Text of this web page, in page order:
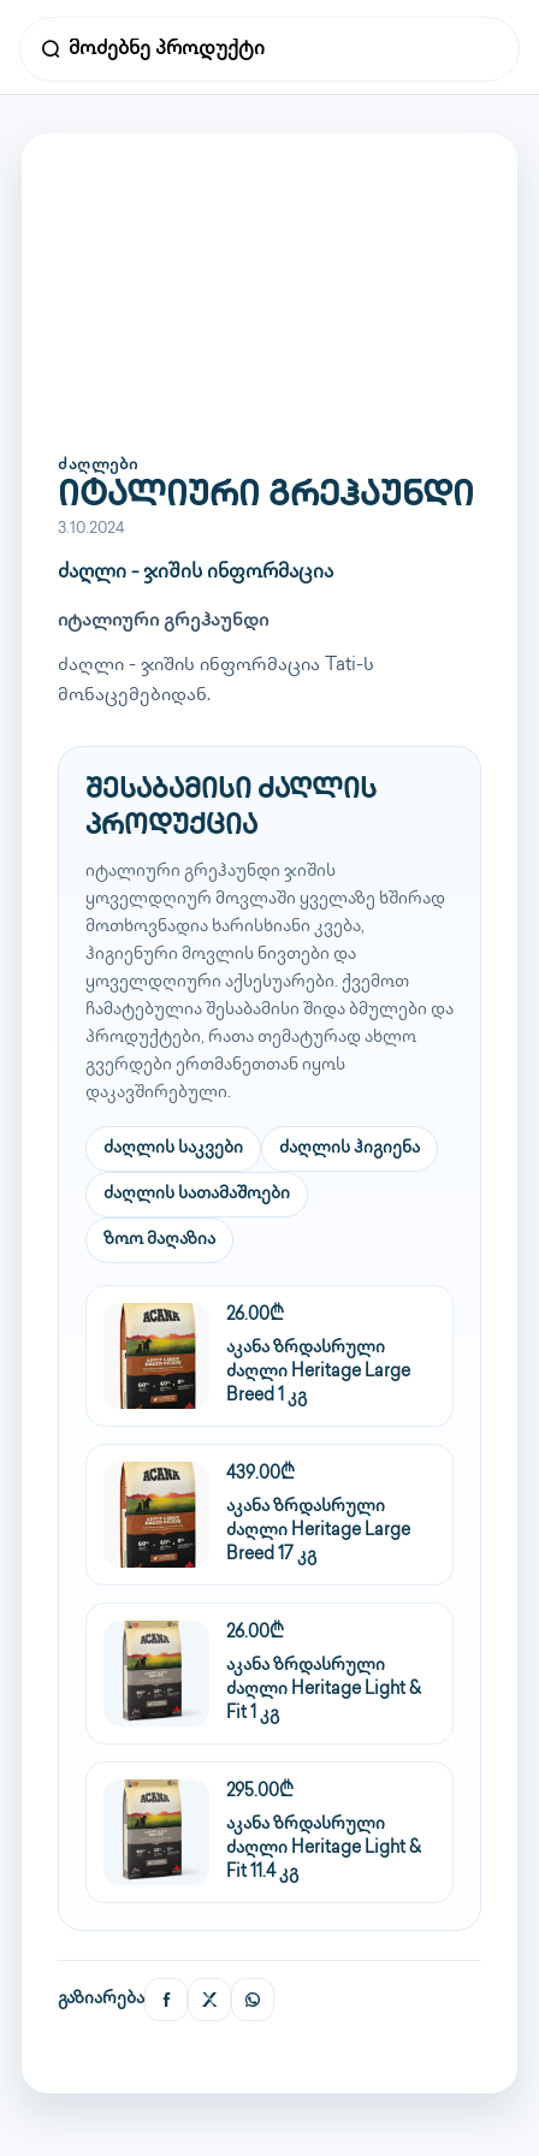
ᲫᲐᲦᲚᲔᲑᲘ
იტალიური გრეჰაუნდი
3.10.2024
ძაღლი - ჯიშის ინფორმაცია
იტალიური გრეჰაუნდი
ძაღლი - ჯიშის ინფორმაცია Tati-ს
მონაცემებიდან.
შესაბამისი ძაღლის
პროდუქცია
იტალიური გრეჰაუნდი ჯიშის
ყოველდღიურ მოვლაში ყველაზე ხშირად
მოთხოვნადია ხარისხიანი კვება,
ჰიგიენური მოვლის ნივთები და
ყოველდღიური აქსესუარები. ქვემოთ
ჩამატებულია შესაბამისი შიდა ბმულები და
პროდუქტები, რათა თემატურად ახლო
გვერდები ერთმანეთთან იყოს
დაკავშირებული.
ძაღლის საკვები ძაღლის ჰიგიენა
ძაღლის სათამაშოები
ზოო მაღაზია
26.00₾
აკანა ზრდასრული
ძაღლი Heritage Large
Breed 1 კგ
439.00₾
აკანა ზრდასრული
ძაღლი Heritage Large
Breed 17 კგ
26.00₾
აკანა ზრდასრული
ძაღლი Heritage Light &
Fit 1 კგ
295.00₾
აკანა ზრდასრული
ძაღლი Heritage Light &
Fit 11.4 კგ
გაზიარება